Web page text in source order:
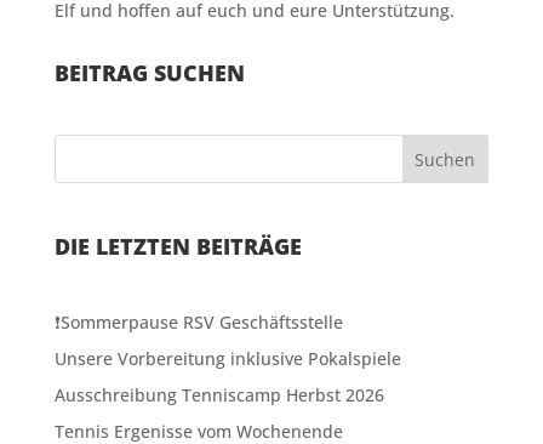
Elf und hoffen auf euch und eure Unterstützung.
BEITRAG SUCHEN
Suchen
DIE LETZTEN BEITRÄGE
❗️Sommerpause RSV Geschäftsstelle
Unsere Vorbereitung inklusive Pokalspiele
Ausschreibung Tenniscamp Herbst 2026
Tennis Ergenisse vom Wochenende